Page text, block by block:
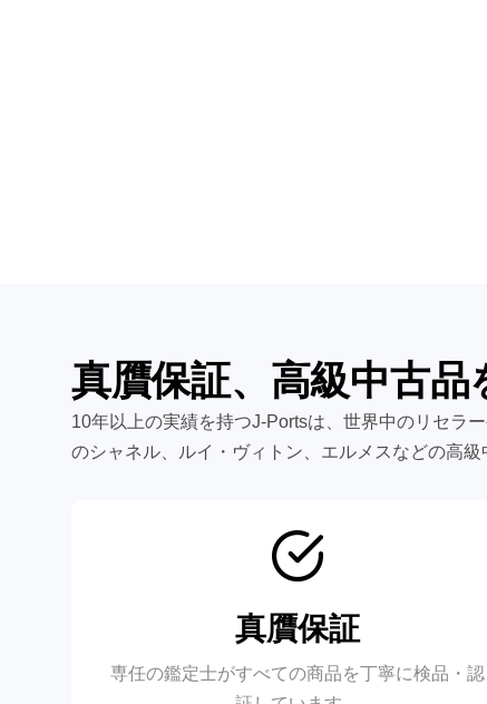
真贋保証、高級中古
10年以上の実績を持つJ-Portsは、世界中のリセラ
のシャネル、ルイ・ヴィトン、エルメスなどの高級
真贋保証
専任の鑑定士がすべての商品を丁寧に検品・認